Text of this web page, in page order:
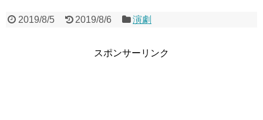
2019/8/5 2019/8/6 演劇
スポンサーリンク